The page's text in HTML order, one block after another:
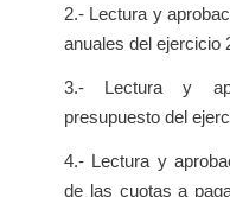
2.- Lectura y
anuales del ejercicio
3.- Lectura y
presupuesto del
4.- Lectura y
de las cuotas a